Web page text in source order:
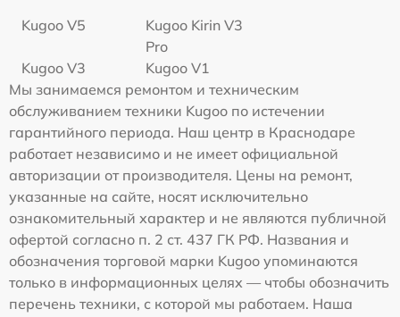
Kugoo V5
Kugoo Kirin V3
Pro
Kugoo V3
Kugoo V1
Мы занимаемся ремонтом и техническим
обслуживанием техники Kugoo по истечении
гарантийного периода. Наш центр в Краснодаре
работает независимо и не имеет официальной
авторизации от производителя. Цены на ремонт,
указанные на сайте, носят исключительно
ознакомительный характер и не являются публичной
офертой согласно п. 2 ст. 437 ГК РФ. Названия и
обозначения торговой марки Kugoo упоминаются
только в информационных целях — чтобы обозначить
перечень техники, с которой мы работаем. Наша